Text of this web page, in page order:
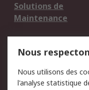
Solutions de
Maintenance
du site
Nous
Nous utilisons des
l'analyse statistique